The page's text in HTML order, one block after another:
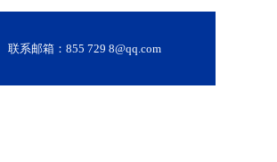
联系邮箱：855 729 8@qq.com